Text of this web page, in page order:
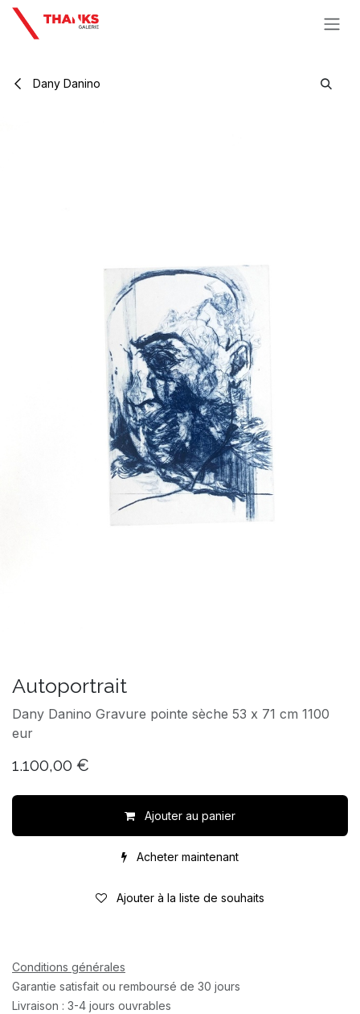
Se rendre au contenu
Dany Danino
Autoportrait
Dany Danino Gravure pointe sèche 53 x 71 cm 1100
eur
1.100,00 €
Ajouter au panier
Acheter maintenant
Ajouter à la liste de souhaits
Conditions générales
Garantie satisfait ou remboursé de 30 jours
Livraison : 3-4 jours ouvrables